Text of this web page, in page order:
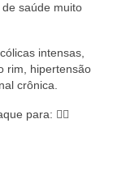
saúde muito
intensas,
rim, hipertensão
crônica.
para: 👇🏻